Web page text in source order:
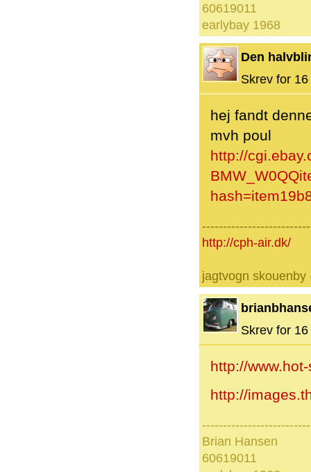
60619011
earlybay 1968
Den
Skrev for
hej fandt
mvh poul
http://
http://cph-air.dk/
jagtvogn skouenby
Skrev for
http://
http://
Brian Hansen
60619011